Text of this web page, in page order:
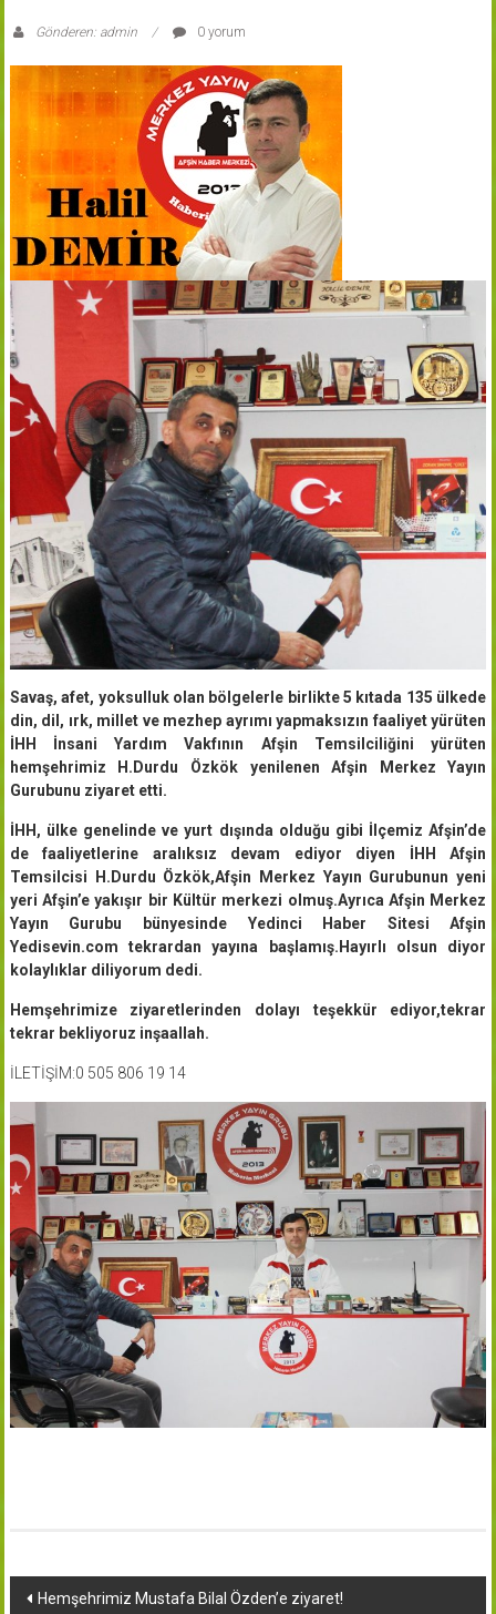
Gönderen: admin 0 yorum
Savaş, afet, yoksulluk olan bölgelerle birlikte 5 kıtada 135 ülkede
din, dil, ırk, millet ve mezhep ayrımı yapmaksızın faaliyet yürüten
İHH İnsani Yardım Vakfının Afşin Temsilciliğini yürüten
hemşehrimiz H.Durdu Özkök yenilenen Afşin Merkez Yayın
Gurubunu ziyaret etti.
İHH, ülke genelinde ve yurt dışında olduğu gibi İlçemiz Afşin’de
de faaliyetlerine aralıksız devam ediyor diyen İHH Afşin
Temsilcisi H.Durdu Özkök,Afşin Merkez Yayın Gurubunun yeni
yeri Afşin’e yakışır bir Kültür merkezi olmuş.Ayrıca Afşin Merkez
Yayın Gurubu bünyesinde Yedinci Haber Sitesi Afşin
Yedisevin.com tekrardan yayına başlamış.Hayırlı olsun diyor
kolaylıklar diliyorum dedi.
Hemşehrimize ziyaretlerinden dolayı teşekkür ediyor,tekrar
tekrar bekliyoruz inşaallah.
İLETİŞİM:0 505 806 19 14
Yazı
Hemşehrimiz Mustafa Bilal Özden’e ziyaret!